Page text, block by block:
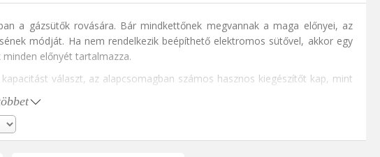
a gázsütők rovására. Bár mindkettőnek megvannak a maga előnyei, az
módját. Ha nem rendelkezik beépíthető elektromos sütővel, akkor egy
előnyét tartalmazza.
választ, az alapcsomagban számos hasznos kiegészítőt kap, mint
és pörkölési funkciók olyan szempontok, amelyeket figyelembe